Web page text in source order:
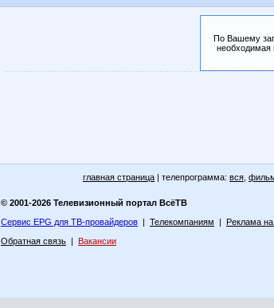
По Вашему
необходимая
главная страница | телепрограмма: вся
© 2001-2026 Телевизионный портал ВсёТВ
Сервис EPG для ТВ-провайдеров | Телекомпаниям | Реклама на
Обратная связь | Вакансии